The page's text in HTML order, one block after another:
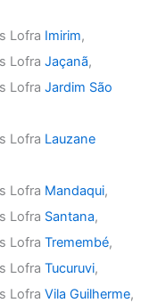
Lofra Imirim,
LofraJaçanã,
LofraJardim São
Lofra Lauzane
Lofra Mandaqui,
Lofra Santana,
LofraTremembé,
LofraTucuruvi,
LofraVila Guilherme,